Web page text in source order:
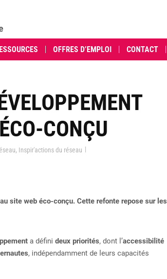
OFFRES D’EMPLOI CONTACT
CONÇU
, Inspir'actions du réseau |
site web éco-conçu. Cette refonte repose sur les
a défini deux priorités, dont l’accessibilité
, indépendamment de leurs capacités